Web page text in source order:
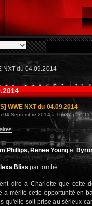
NXT du 04.09.2014
WWE NXT du 04.09.2014
04 Septembre 2014 à 16h37 par -
Phillips, Renee Young et
Bliss par tombé.
dire à Charlotte que cette
a mérité cette opportunité en
qu'elle soit prise au sérieux